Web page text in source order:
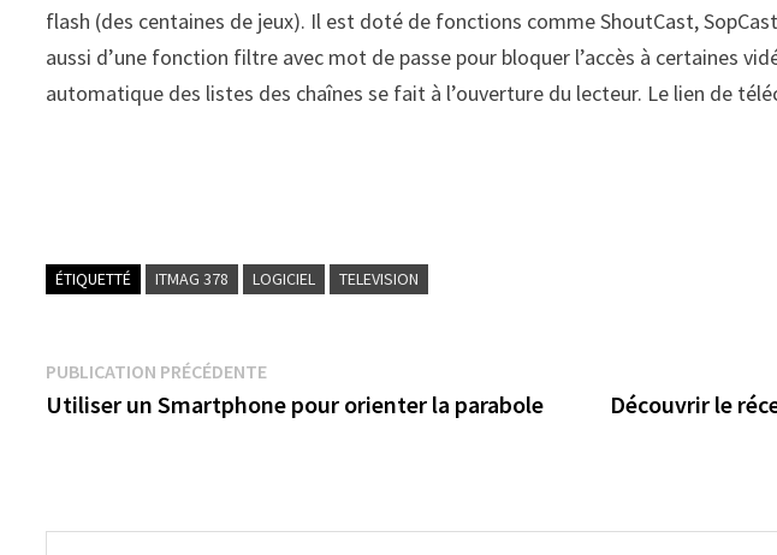
flash (des centaines de jeux). Il est doté de fonctions comme ShoutCast,
aussi d’une fonction filtre avec mot de passe pour bloquer l’accès à certaines
automatique des listes des chaînes se fait à l’ouverture du lecteur. Le lien de
ÉTIQUETTÉ ITMAG 378 LOGICIEL TELEVISION
Navigation
de
PUBLICATION PRÉCÉDENTEPublication
précédente :
Utiliser un Smartphone pour orienter la parabole
Découvrir le